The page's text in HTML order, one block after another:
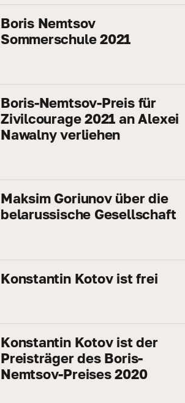
Boris Nemtsov
Sommerschule 2021
Boris-Nemtsov-Preis für
Zivilcourage 2021 an Alexei
Nawalny verliehen
Maksim Goriunov über die
belarussische Gesellschaft
Konstantin Kotov ist frei
Konstantin Kotov ist der
Preisträger des Boris-
Nemtsov-Preises 2020